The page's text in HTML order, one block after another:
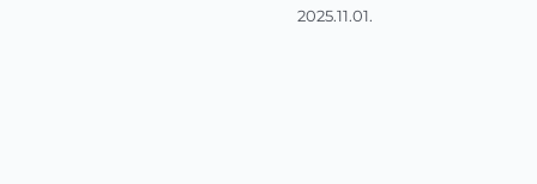
tanulóink